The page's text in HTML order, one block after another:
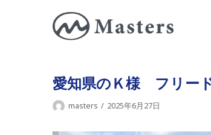
愛知県のＫ様 フリー
masters 2025年6月27日